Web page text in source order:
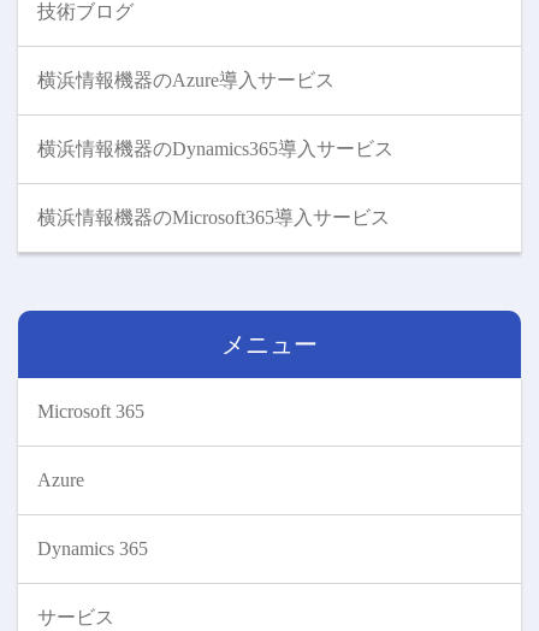
技術ブログ
横浜情報機器のAzure導入サービス
横浜情報機器のDynamics365導入サービス
横浜情報機器のMicrosoft365導入サービス
メニュー
Microsoft 365
Azure
Dynamics 365
サービス